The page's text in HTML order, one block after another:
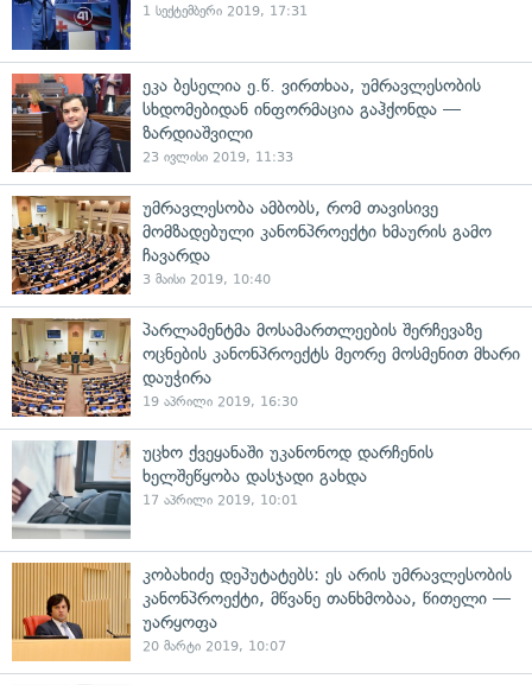
1 სექტემბერი 2019, 17:31
ეკა ბესელია ე.წ. ვირთხაა, უმრავლესობის
სხდომებიდან ინფორმაცია გაჰქონდა —
ზარდიაშვილი
23 ივლისი 2019, 11:33
უმრავლესობა ამბობს, რომ თავისივე
მომზადებული კანონპროექტი ხმაურის გამო
ჩავარდა
3 მაისი 2019, 10:40
პარლამენტმა მოსამართლეების შერჩევაზე
ოცნების კანონპროექტს მეორე მოსმენით მხარი
დაუჭირა
19 აპრილი 2019, 16:30
უცხო ქვეყანაში უკანონოდ დარჩენის
ხელშეწყობა დასჯადი გახდა
17 აპრილი 2019, 10:01
კობახიძე დეპუტატებს: ეს არის უმრავლესობის
კანონპროექტი, მწვანე თანხმობაა, წითელი —
უარყოფა
20 მარტი 2019, 10:07